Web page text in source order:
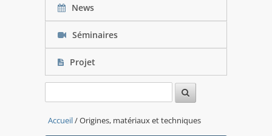
News
Séminaires
Projet
Accueil/ Origines, matériaux et techniques